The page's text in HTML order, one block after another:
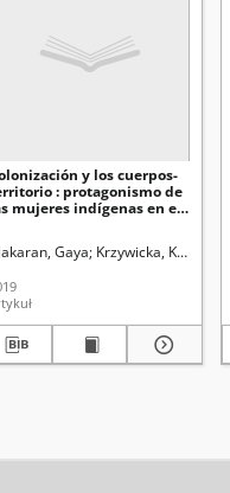
Red.
y los cuerpos-
: protagonismo de
mujeres indígenas en el
Gaya Krzywicka,